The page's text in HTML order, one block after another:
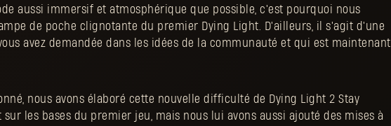
aussi immersif et atmosphérique que possible, c'est pourquoi nous
de poche clignotante du premier Dying Light. D'ailleurs, il s'agit d'une
avez demandée dans les idées de la communauté et qui est maintenant
nous avons élaboré cette nouvelle difficulté de Dying Light 2 Stay
sur les bases du premier jeu, mais nous lui avons aussi ajouté des mises à